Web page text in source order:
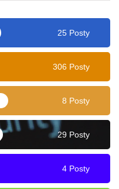
25 Posty
306 Posty
8 Posty
29 Posty
4 Posty